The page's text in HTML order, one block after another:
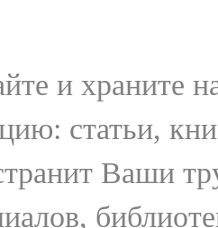
и храните
статьи,
Ваши